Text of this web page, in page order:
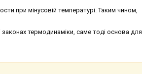
при мінусовій температурі. Таким чином,
законах термодинаміки, саме тоді основа для